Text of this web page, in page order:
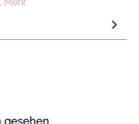
gesehen